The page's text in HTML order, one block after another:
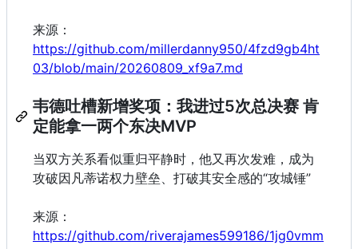
来源：
https://github.com/millerdanny950/4fzd9gb4ht
03/blob/main/20260809_xf9a7.md
韦德吐槽新增奖项：我进过5次总决赛 肯
定能拿一两个东决MVP
当双方关系看似重归平静时，他又再次发难，成为
攻破因凡蒂诺权力壁垒、打破其安全感的“攻城锤”
来源：
https://github.com/riverajames599186/1jg0vmm